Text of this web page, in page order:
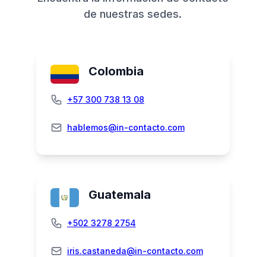
de nuestras sedes.
Colombia
+57 300 738 13 08
hablemos@in-contacto.com
Guatemala
+502 3278 2754
iris.castaneda@in-contacto.com